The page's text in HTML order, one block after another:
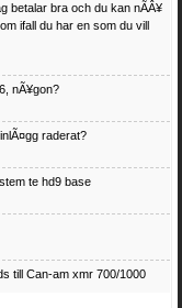
betalar bra och du kan nÃÂ¥
ifall du har en som du vill
nÃ¥gon?
raderat?
te hd9 base
till Can-am xmr 700/1000